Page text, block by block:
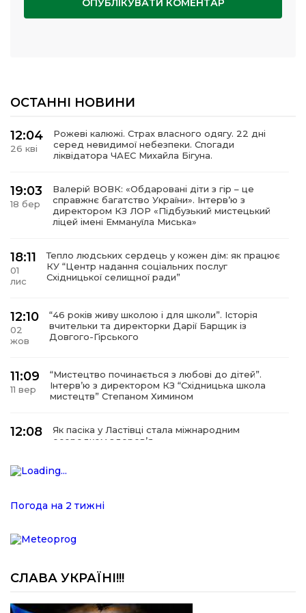
ОСТАННІ НОВИНИ
12:04
26 кві
Рожеві калюжі. Страх власного одягу. 22 дні
серед невидимої небезпеки. Спогади
ліквідатора ЧАЕС Михайла Бігуна.
19:03
18 бер
Валерій ВОВК: «Обдаровані діти з гір – це
справжнє багатство України». Інтервʼю з
директором КЗ ЛОР «Підбузький мистецький
ліцей імені Еммануїла Миська»
18:11
01
лис
Тепло людських сердець у кожен дім: як працює
КУ “Центр надання соціальних послуг
Східницької селищної ради”
12:10
02
жов
“46 років живу школою і для школи”. Історія
вчительки та директорки Дарії Барщик із
Довгого-Гірського
11:09
11 вер
“Мистецтво починається з любові до дітей”.
Інтерв’ю з директором КЗ “Східницька школа
мистецтв” Степаном Химином
12:08
Як пасіка у Ластівці стала міжнародним
осередком здоров’я
15 лип
“Респект — Гаївка”
17:07
Віра, що не згасає. Історія сили духу,
Баброцяк
20:06
Нескорена сила зі Східниці. Анна Іроденко –
Погода на 2 тижні
СЛАВА УКРАЇНІ!!!